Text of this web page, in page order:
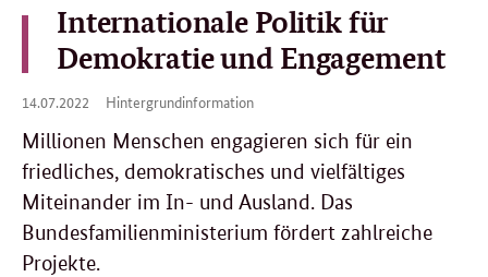
Internationale Politik für
Demokratie und Engagement
14.07.2022
14.
2022
Hintergrundinformation
Millionen Menschen engagieren sich für ein
friedliches, demokratisches und vielfältiges
Miteinander im In- und Ausland. Das
Bundesfamilienministerium fördert zahlreiche
Projekte.